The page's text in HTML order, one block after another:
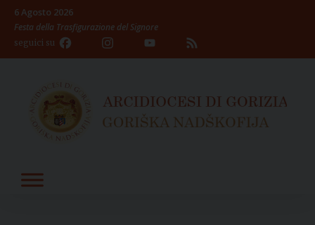
Skip
content
6 Agosto 2026
Festa della Trasfigurazione del Signore
seguici su Facebook InstagramYouTube
Channel